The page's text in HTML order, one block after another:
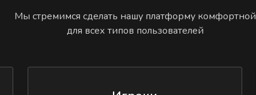
Мы стремимся сделать нашу платформу комфортной
для всех типов пользователей